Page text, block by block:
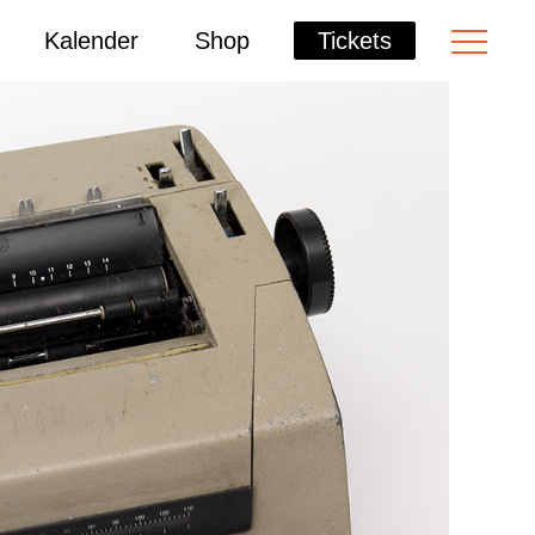
Kalender Shop Tickets